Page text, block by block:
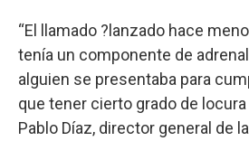
“El llamado ?lanzado hace
tenía un componente de
alguien se presentaba para
que tener cierto grado de
Pablo Díaz, director general de